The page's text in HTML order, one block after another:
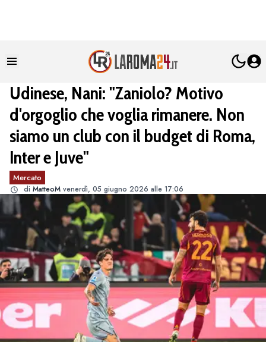
Udinese, Nani: "Zaniolo? Motivo
d'orgoglio che voglia rimanere. Non
siamo un club con il budget di Roma,
Inter e Juve"
Mercato
di MatteoM venerdì, 05 giugno 2026 alle 17:06